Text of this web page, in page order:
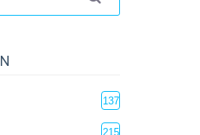
137
215